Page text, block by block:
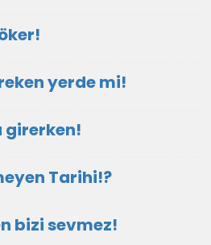
yerde mi!
girerken!
Tarihi!?
bizi sevmez!